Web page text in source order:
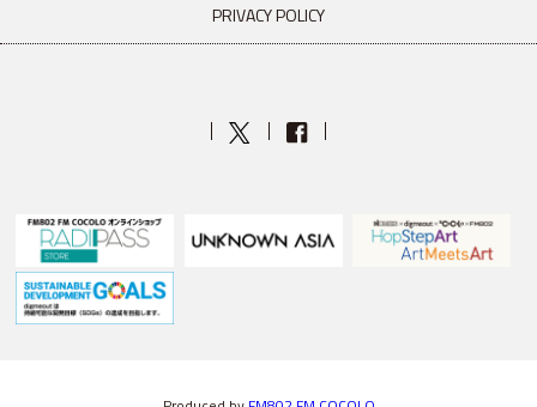
PRIVACY POLICY